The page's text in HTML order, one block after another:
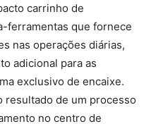
carrinho de
ferramentas que fornece
nas operações diárias,
adicional para as
exclusivo de encaixe.
resultado de um processo
no centro de